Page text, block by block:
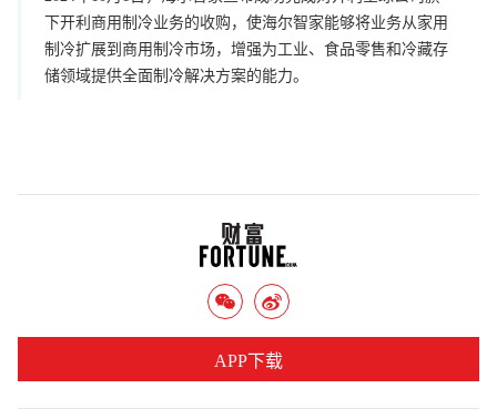
下开利商用制冷业务的收购，使海尔智家能够将业务从家用
制冷扩展到商用制冷市场，增强为工业、食品零售和冷藏存
储领域提供全面制冷解决方案的能力。
APP下载